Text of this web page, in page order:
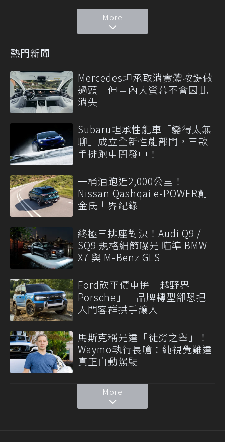
More
熱門新聞
Mercedes坦承取消實體按鍵做
過頭 但車內大螢幕不會因此
消失
Subaru坦承性能車「變得太無
聊」成立全新性能部門，三款
手排跑車開發中！
一桶油跑近2,000公里！
Nissan Qashqai e-POWER創
金氏世界紀錄
終極三排座對決！Audi Q9 /
SQ9 規格細節曝光 瞄準 BMW
X7 與 M-Benz GLS
Ford砍平價車拚「越野界
Porsche」 品牌轉型卻恐把
入門客群拱手讓人
馬斯克稱光達「徒勞之舉」！
Waymo執行長嗆：純視覺難達
真正自動駕駛
More